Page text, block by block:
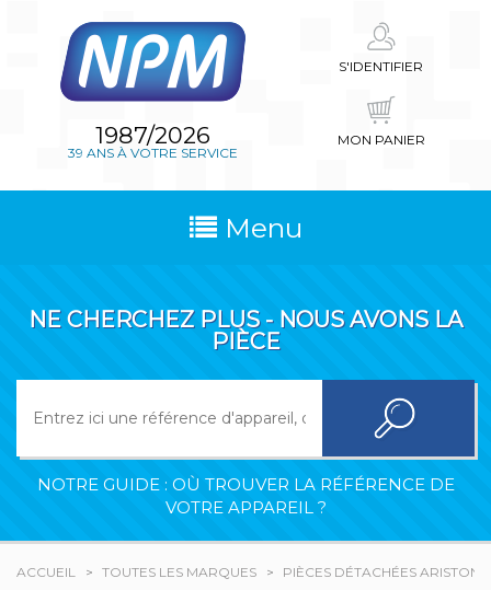
1987/2026
39 ANS À VOTRE SERVICE
S'IDENTIFIER
MON PANIER
Menu
NE CHERCHEZ PLUS - NOUS AVONS LA
PIÈCE
NOTRE GUIDE : OÙ TROUVER LA RÉFÉRENCE DE
VOTRE APPAREIL ?
ACCUEIL TOUTES LES MARQUES PIÈCES DÉTACHÉES ARISTON